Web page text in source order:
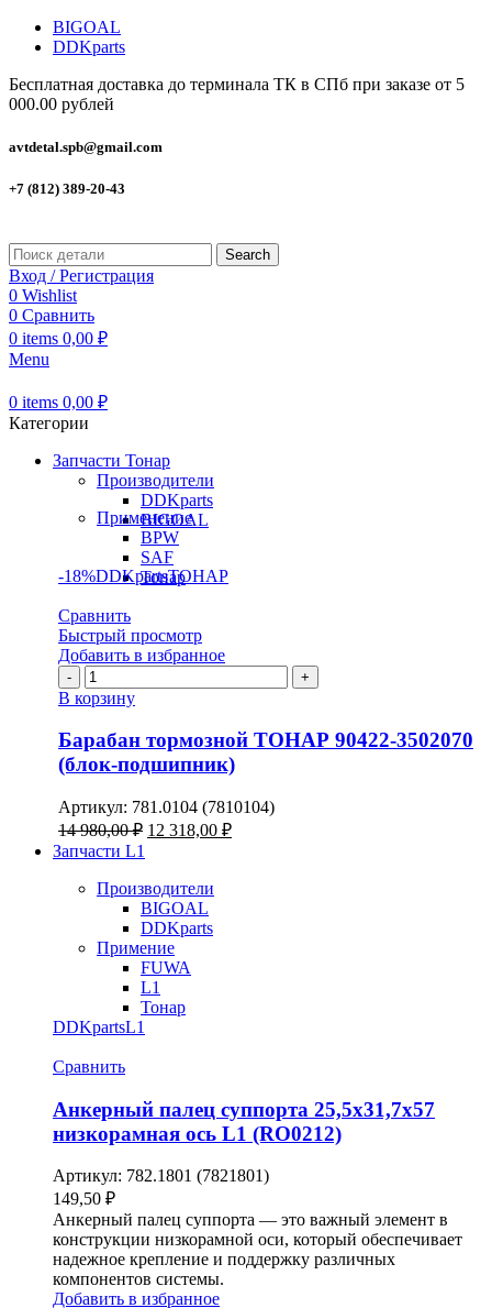
BIGOAL
DDKparts
Бесплатная доставка до терминала ТК в СПб при заказе от 5
000.00 рублей
avtdetal.spb@gmail.com
+7 (812) 389-20-43
Search
Вход / Регистрация
0 Wishlist
0 Сравнить
0 items 0,00 ₽
Menu
0 items 0,00 ₽
Категории
Запчасти Тонар
Производители
DDKparts
BIGOAL
Применение
BPW
SAF
Тонар
-18%DDKpartsТОНАР
Сравнить
Быстрый просмотр
Добавить в избранное
Количество
товара
Барабан
тормозной
ТОНАР
90422-
(блок-
подшипник)
В корзину
Барабан тормозной ТОНАР 90422-3502070
(блок-подшипник)
Артикул: 781.0104 (7810104)
14 980,00₽ Первоначальная
14
980,00 ₽.
12 318,00 ₽Текущая
Запчасти L1
Производители
BIGOAL
DDKparts
Примение
FUWA
L1
Тонар
DDKpartsL1
Сравнить
Анкерный палец суппорта 25,5х31,7х57
низкорамная ось L1 (RO0212)
Артикул: 782.1801 (7821801)
149,50 ₽
Анкерный палец суппорта — это важный элемент в
конструкции низкорамной оси, который обеспечивает
надежное крепление и поддержку различных
компонентов системы.
Добавить в избранное